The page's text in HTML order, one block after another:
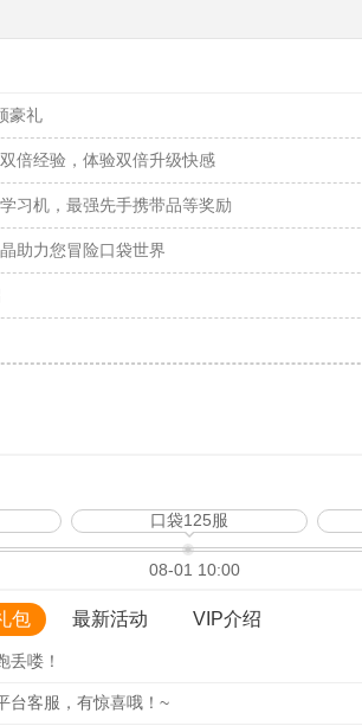
豪礼
倍经验，体验双倍升级快感
习机，最强先手携带品等奖励
助力您冒险口袋世界
口袋125服
08-01 10:00
包 最新活动 VIP介绍
丢喽！
台客服，有惊喜哦！~